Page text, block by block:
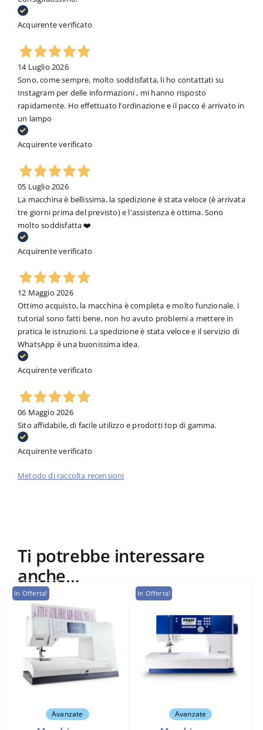
Acquirente verificato
14 Luglio 2026
Sono, come sempre, molto soddisfatta, li ho contattati su
Instagram per delle informazioni , mi hanno risposto
rapidamente. Ho effettuato l’ordinazione e il pacco é arrivato in
un lampo
Acquirente verificato
05 Luglio 2026
La macchina è bellissima, la spedizione è stata veloce (è arrivata
tre giorni prima del previsto) e l'assistenza è ottima. Sono
molto soddisfatta ❤️
Acquirente verificato
12 Maggio 2026
Ottimo acquisto, la macchina è completa e molto funzionale. I
tutorial sono fatti bene, non ho avuto problemi a mettere in
pratica le istruzioni. La spedizione è stata veloce e il servizio di
WhatsApp è una buonissima idea.
Acquirente verificato
06 Maggio 2026
Sito affidabile, di facile utilizzo e prodotti top di gamma.
Acquirente verificato
Metodo di raccolta recensioni
Ti potrebbe interessare
anche…
In Offerta!
Avanzate
In Offerta!
Avanzate